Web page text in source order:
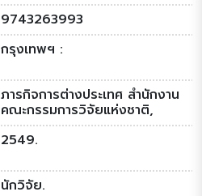
9743263993
กรุงเทพฯ :
ภารกิจการต่างประเทศ สำนักงาน
คณะกรรมการวิจัยแห่งชาติ,
2549.
นักวิจัย.